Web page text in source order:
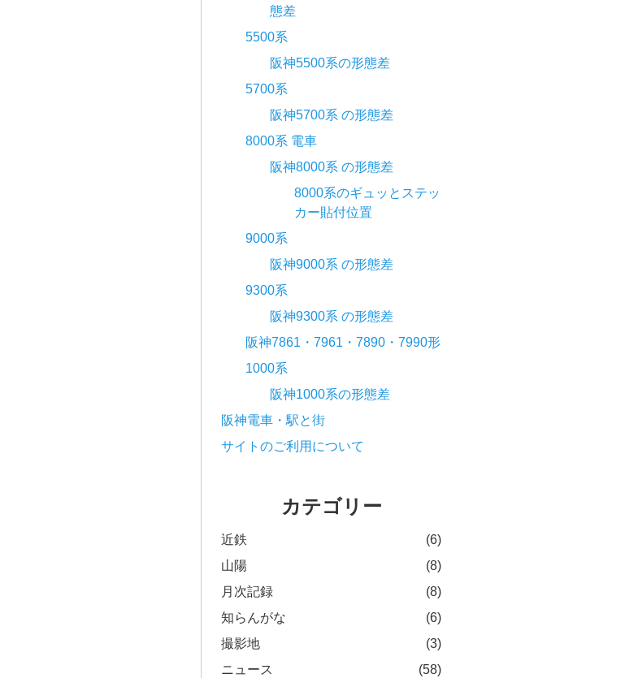
態差
5500系
阪神5500系の形態差
5700系
阪神5700系 の形態差
8000系 電車
阪神8000系 の形態差
8000系のギュッとステッ
カー貼付位置
9000系
阪神9000系 の形態差
9300系
阪神9300系 の形態差
阪神7861・7961・7890・7990形
1000系
阪神1000系の形態差
阪神電車・駅と街
サイトのご利用について
カテゴリー
近鉄
(6)
山陽
(8)
月次記録
(8)
知らんがな
(6)
撮影地
(3)
ニュース
(58)